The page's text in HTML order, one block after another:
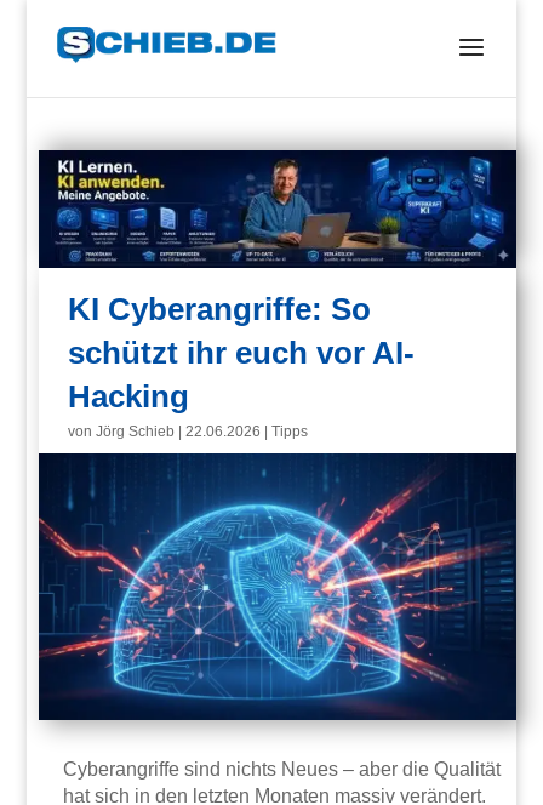
KI Cyberangriffe: So
schützt ihr euch vor AI-
Hacking
vonJörg Schieb |22.06.2026 |Tipps
Cyberangriffe sind nichts Neues – aber die Qualität
hat sich in den letzten Monaten massiv verändert.